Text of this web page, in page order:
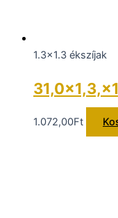
1.3x1.3 ékszíjak
1.072,00Ft